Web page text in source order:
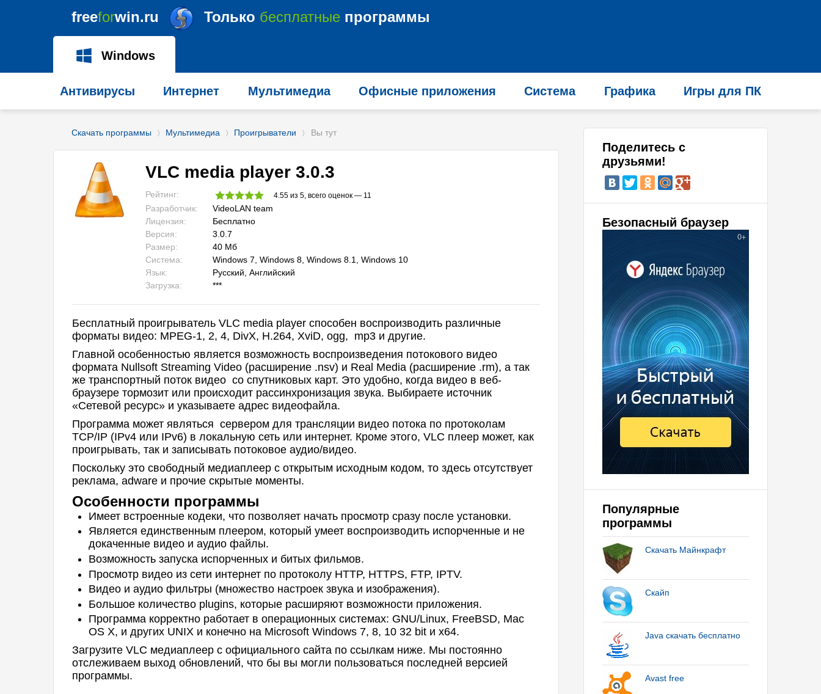
Скачать программы 〉 Мультимедиа 〉 Проигрыватели 〉 Вы тут
VLC media player 3.0.3
Рейтинг: 4.55из 5, всего оценок — 11
Разработчик:
VideoLAN team
Лицензия:
Бесплатно
Версия:
3.0.7
Размер:
40 Мб
Система:
Windows 7, Windows 8, Windows 8.1, Windows 10
Язык:
Русский, Английский
Загрузка:
***
Бесплатный проигрыватель VLC media player способен воспроизводить различные
форматы видео: MPEG-1, 2, 4, DivX, H.264, XviD, ogg, mp3 и другие.
Главной особенностью является возможность воспроизведения потокового видео
формата Nullsoft Streaming Video (расширение .nsv) и Real Media (расширение .rm), а так
же транспортный поток видео со спутниковых карт. Это удобно, когда видео в веб-
браузере тормозит или происходит рассинхронизация звука. Выбираете источник
«Сетевой ресурс» и указываете адрес видеофайла.
Программа может являться сервером для трансляции видео потока по протоколам
TCP/IP (IPv4 или IPv6) в локальную сеть или интернет. Кроме этого, VLC плеер может, как
проигрывать, так и записывать потоковое аудио/видео.
Поскольку это свободный медиаплеер с открытым исходным кодом, то здесь отсутствует
реклама, adware и прочие скрытые моменты.
Особенности программы
Имеет встроенные кодеки, что позволяет начать просмотр сразу после установки.
Является единственным плеером, который умеет воспроизводить испорченные и не
докаченные видео и аудио файлы.
Возможность запуска испорченных и битых фильмов.
Просмотр видео из сети интернет по протоколу HTTP, HTTPS, FTP, IPTV.
Видео и аудио фильтры (множество настроек звука и изображения).
Большое количество plugins, которые расширяют возможности приложения.
Программа корректно работает в операционных системах: GNU/Linux, FreeBSD, Mac
OS X, и других UNIX и конечно на Microsoft Windows 7, 8, 10 32 bit и x64.
Загрузите VLC медиаплеер с официального сайта по ссылкам ниже. Мы постоянно
отслеживаем выход обновлений, что бы вы могли пользоваться последней версией
программы.
Поделитесь с
друзьями!
Безопасный браузер
Популярные
программы
Скачать Майнкрафт
Скайп
Java скачать бесплатно
Avast free
freeforwin.ru Только бесплатные программы
Windows
Антивирусы Интернет Мультимедиа Офисные приложения Система Графика Игры для ПК